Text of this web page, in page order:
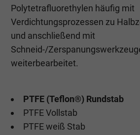
Polytetrafluorethylen häufig mit
Verdichtungsprozessen zu
und anschließend mit
Schneid-/
weiterbearbeitet.
PTFE (Teflon®) Rundstab
PTFE Vollstab
PTFE weiß Stab